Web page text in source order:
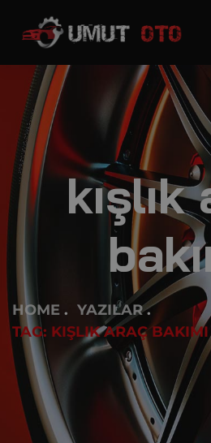
kışlık
HOME
YAZILAR
TAG: KIŞLIK ARAÇ BAKIMI